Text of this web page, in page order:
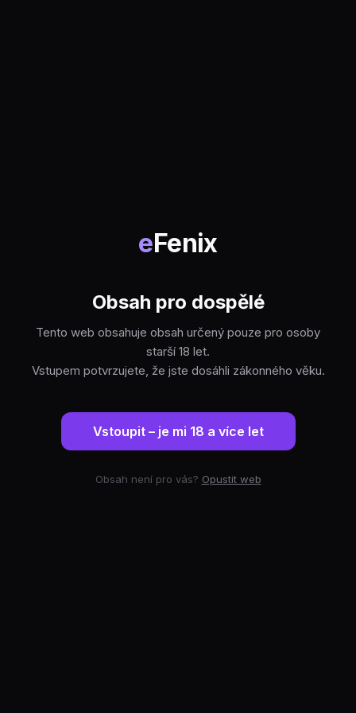
eFenix
Obsah pro dospělé
Tento web obsahuje obsah určený pouze pro osoby
starší 18 let.
Vstupem potvrzujete, že jste dosáhli zákonného věku.
Vstoupit – je mi 18 a více let
Obsah není pro vás? Opustit web